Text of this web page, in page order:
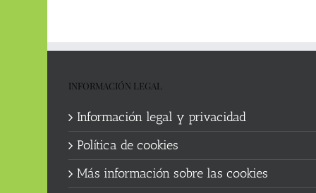
INFORMACIÓN LEGAL
Información legal y privacidad
Política de cookies
Más información sobre las cookies